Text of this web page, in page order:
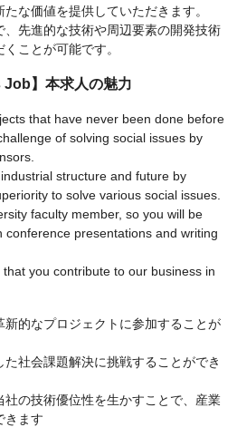
な価値を提供していただきます。
、先進的な技術や周辺要素の開発技術
ことが可能です。
】本求人の魅力
that have never been done before
of solving social issues by
structure and future by
to solve various social issues.
faculty member, so you will be
conference presentations and writing
you contribute to our business in
新的なプロジェクトに参加することが
た社会課題解決に挑戦することができ
社の技術優位性を生かすことで、産業
きます